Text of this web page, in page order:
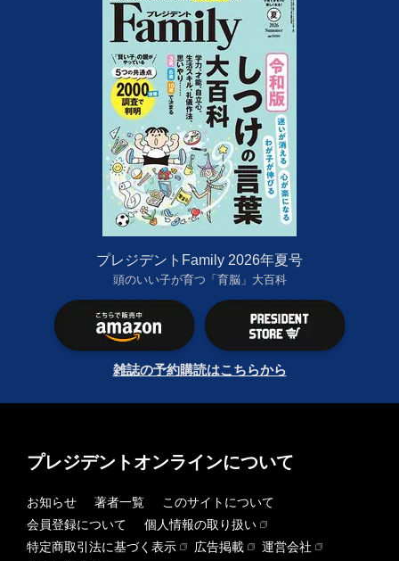
プレジデントFamily 2026年夏号
頭のいい子が育つ「育脳」大百科
雑誌の予約購読はこちらから
プレジデントオンラインについて
お知らせ 著者一覧
このサイトについて
会員登録について
個人情報の取り扱い
特定商取引法に基づく表示
広告掲載
運営会社